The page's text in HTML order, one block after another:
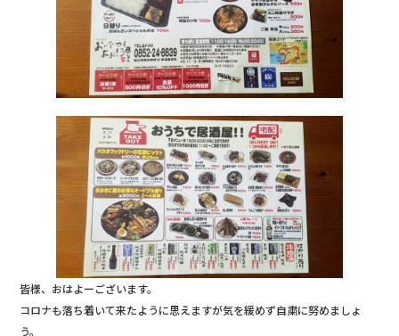
o
k
皆様、おはよーございます。
コロナも落ち着いて来たように思えますが気を緩めず自粛に努めましょ
う。